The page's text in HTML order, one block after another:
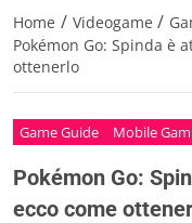
Home / Videogame /
Pokémon Go: Spinda è
ottenerlo
Game Guide Mobile
Pokémon Go:
ecco come